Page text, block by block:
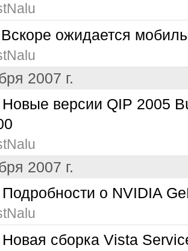
ожидается
2007 г.
версии QIP 2005
2007 г.
о NVIDIA
сборка Vista